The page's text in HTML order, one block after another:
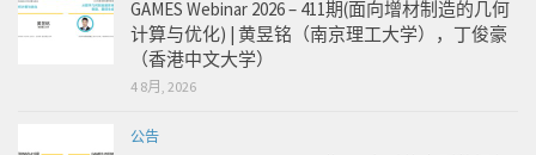
GAMES Webinar 2026 – 411期(面向增材制造的几何
计算与优化) | 黄昱铭（南京理工大学），丁俊豪
（香港中文大学）
4 8月, 2026
公告